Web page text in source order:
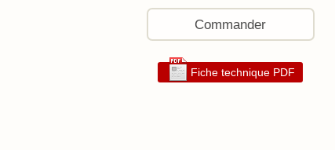
Commander
Fiche technique PDF